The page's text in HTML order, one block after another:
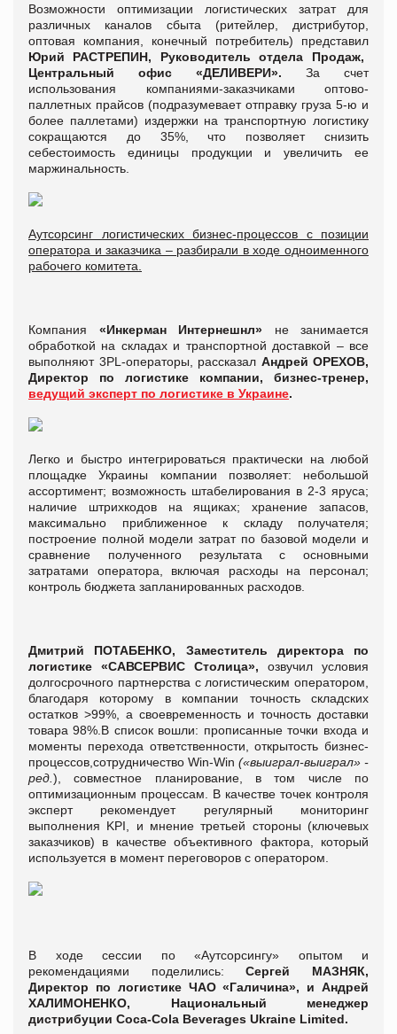
Возможности оптимизации логистических затрат для
различных каналов сбыта (ритейлер, дистрибутор,
оптовая компания, конечный потребитель) представил
Юрий РАСТРЕПИН, Руководитель отдела Продаж,
Центральный офис
«ДЕЛИВЕРИ». За счет
использования компаниями-заказчиками оптово-
паллетных прайсов (подразумевает отправку груза 5-ю и
более паллетами) издержки на транспортную логистику
сокращаются до 35%, что позволяет снизить
себестоимость единицы продукции и увеличить ее
маржинальность.
Аутсорсинг логистических бизнес-процессов с позиции
оператора и заказчика – разбирали в ходе одноименного
рабочего комитета.
Компания «Инкерман Интернешнл» не занимается
обработкой на складах и транспортной доставкой – все
выполняют 3PL-операторы, рассказал Андрей ОРЕХОВ,
Директор по логистике компании, бизнес-тренер,
ведущий эксперт по логистике в Украине.
Легко и быстро интегрироваться практически на любой
площадке Украины компании позволяет: небольшой
ассортимент; возможность штабелирования в 2-3 яруса;
наличие штрихкодов на ящиках; хранение запасов,
максимально приближенное к складу получателя;
построение полной модели затрат по базовой модели и
сравнение полученного результата с основными
затратами оператора, включая расходы на персонал;
контроль бюджета запланированных расходов.
Дмитрий ПОТАБЕНКО, Заместитель директора по
логистике «САВСЕРВИС Столица», озвучил условия
долгосрочного партнерства с логистическим оператором,
благодаря которому в компании точность складских
остатков >99%, а своевременность и точность доставки
товара 98%.В список вошли: прописанные точки входа и
моменты перехода ответственности, открытость бизнес-
процессов,сотрудничество Win-Win («выиграл-выиграл» -
ред. ), совместное планирование, в том числе по
оптимизационным процессам. В качестве точек контроля
эксперт рекомендует регулярный мониторинг
выполнения KPI, и мнение третьей стороны (ключевых
заказчиков) в качестве объективного фактора, который
используется в момент переговоров с оператором.
В ходе сессии по «Аутсорсингу» опытом и
рекомендациями поделились:Сергей МАЗНЯК,
Директор по логистике ЧАО «Галичина», и Андрей
ХАЛИМОНЕНКО, Национальный менеджер
дистрибуции Coca-Cola Beverages Ukraine Limited.